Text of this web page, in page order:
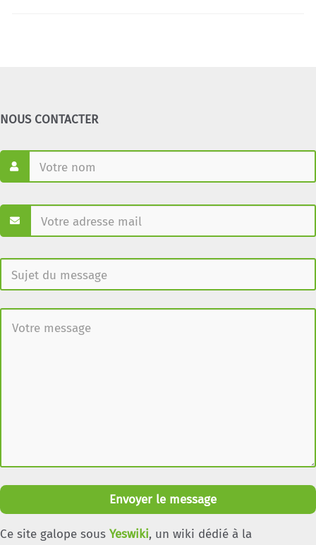
NOUS CONTACTER
Envoyer le message
Ce site galope sous Yeswiki, un wiki dédié à la